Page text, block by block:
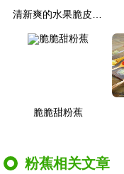
脆脆甜粉蕉
粉蕉相关文章